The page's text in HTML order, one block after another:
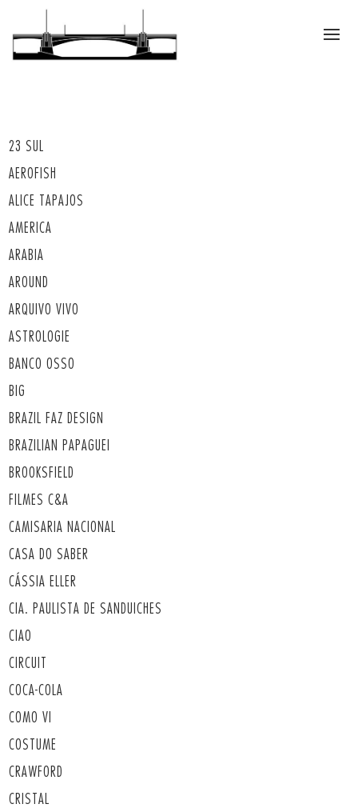
23 SUL
AEROFISH
ALICE TAPAJOS
AMERICA
ARABIA
AROUND
ARQUIVO VIVO
ASTROLOGIE
BANCO OSSO
BIG
BRAZIL FAZ DESIGN
BRAZILIAN PAPAGUEI
BROOKSFIELD
FILMES C&A
CAMISARIA NACIONAL
CASA DO SABER
CÁSSIA ELLER
CIA. PAULISTA DE SANDUICHES
CIAO
CIRCUIT
COCA-COLA
COMO VI
COSTUME
CRAWFORD
CRISTAL